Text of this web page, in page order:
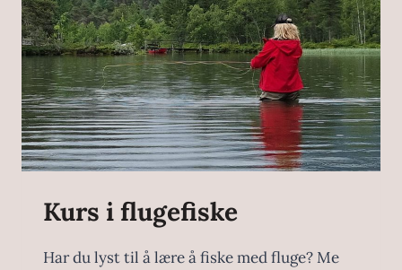
Kurs i flugefiske
Har du lyst til å lære å fiske med fluge? Me